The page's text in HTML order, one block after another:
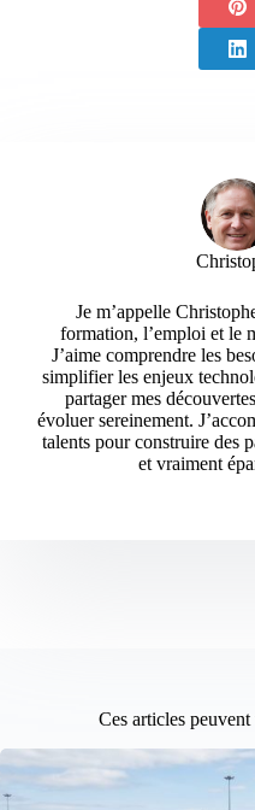
Je m’appelle
formation, l’emploi et le
J’aime comprendre les
simplifier les enjeux
partager mes
évoluer sereinement.
talents pour construire des
et vraiment
Ces articles peuvent